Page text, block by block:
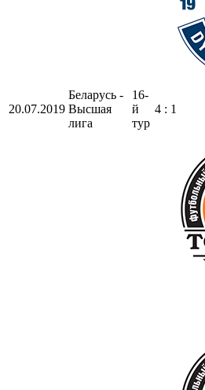
20.07.2019
Беларусь -
Высшая
лига
16-
й
тур
4 : 1